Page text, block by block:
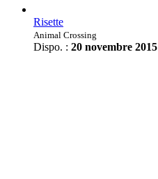
Risette
Animal Crossing
Dispo. : 20 novembre 2015